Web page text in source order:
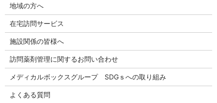
地域の方へ
在宅訪問サービス
施設関係の皆様へ
訪問薬剤管理に関するお問い合わせ
メディカルボックスグループ SDGｓへの取り組み
よくある質問